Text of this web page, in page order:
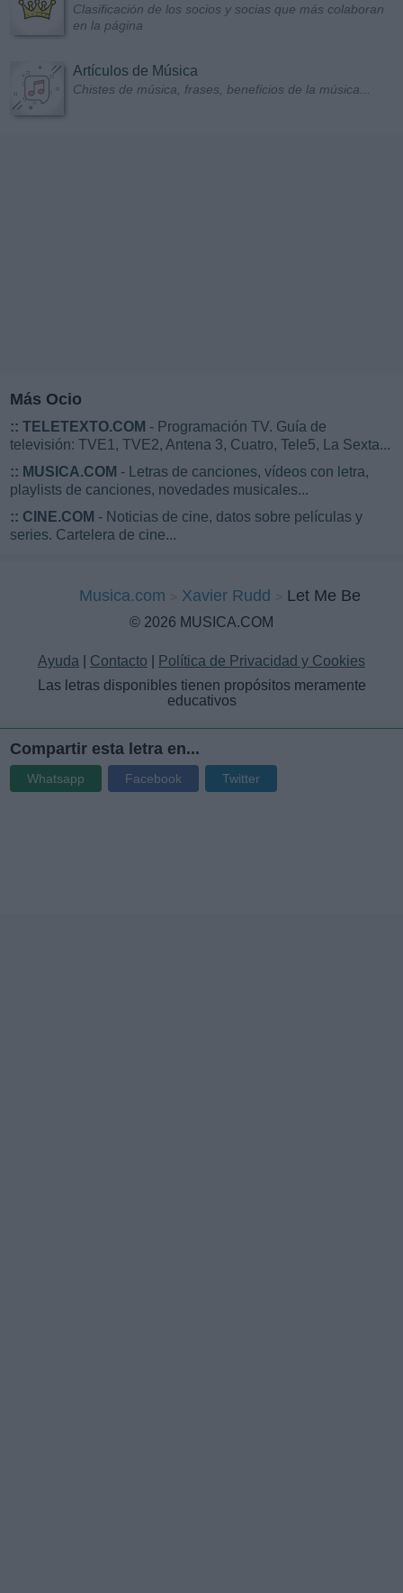
Clasificación de los socios y socias que más colaboran
en la página
Artículos de Música
Chistes de música, frases, beneficios de la música...
Más Ocio
:: TELETEXTO.COM - Programación TV. Guía de
televisión: TVE1, TVE2, Antena 3, Cuatro, Tele5, La Sexta...
:: MUSICA.COM - Letras de canciones, vídeos con letra,
playlists de canciones, novedades musicales...
:: CINE.COM - Noticias de cine, datos sobre películas y
series. Cartelera de cine...
Musica.com Xavier Rudd Let Me Be
© 2026 MUSICA.COM
Ayuda Contacto
Política de Privacidad y Cookies
Las letras disponibles tienen propósitos meramente
educativos
Compartir esta letra en...
Whatsapp Facebook Twitter